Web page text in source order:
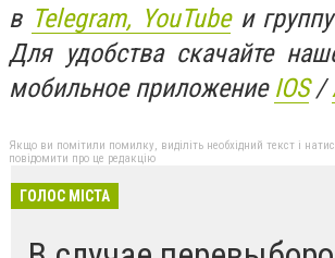
в Telegram, YouTubeи
Для удобства скачайте
мобильное приложение IOS/
Якщо ви помітили помилку, виділіть необхідний текст і
повідомити про це редакцію
ГОЛОС МІСТА